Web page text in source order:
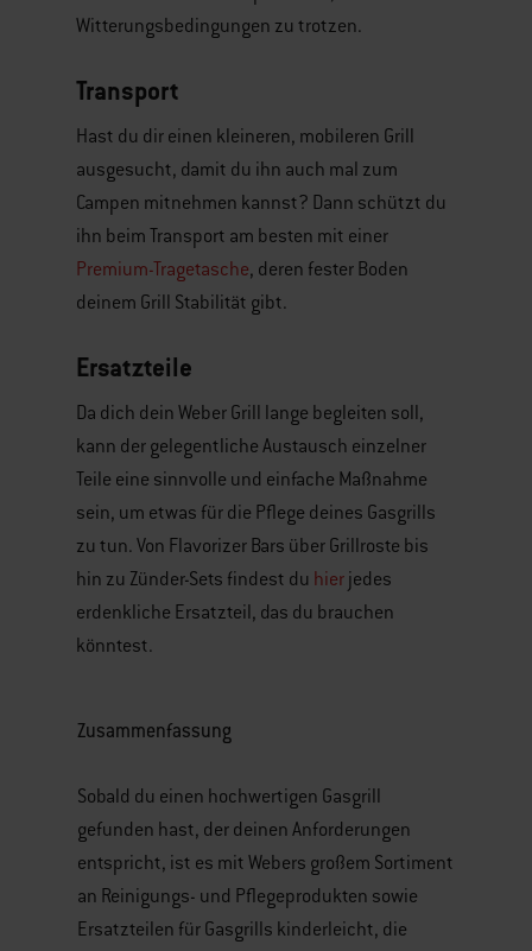
Witterungsbedingungen zu trotzen.
Transport
Hast du dir einen kleineren, mobileren Grill
ausgesucht, damit du ihn auch mal zum
Campen mitnehmen kannst? Dann schützt du
ihn beim Transport am besten mit einer
Premium-Tragetasche, deren fester Boden
deinem Grill Stabilität gibt.
Ersatzteile
Da dich dein Weber Grill lange begleiten soll,
kann der gelegentliche Austausch einzelner
Teile eine sinnvolle und einfache Maßnahme
sein, um etwas für die Pflege deines Gasgrills
zu tun. Von Flavorizer Bars über Grillroste bis
hin zu Zünder-Sets findest du hier jedes
erdenkliche Ersatzteil, das du brauchen
könntest.
Zusammenfassung
Sobald du einen hochwertigen Gasgrill
gefunden hast, der deinen Anforderungen
entspricht, ist es mit Webers großem Sortiment
an Reinigungs- und Pflegeprodukten sowie
Ersatzteilen für Gasgrills kinderleicht, die